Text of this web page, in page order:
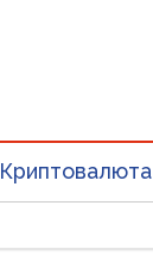
Криптовалюта